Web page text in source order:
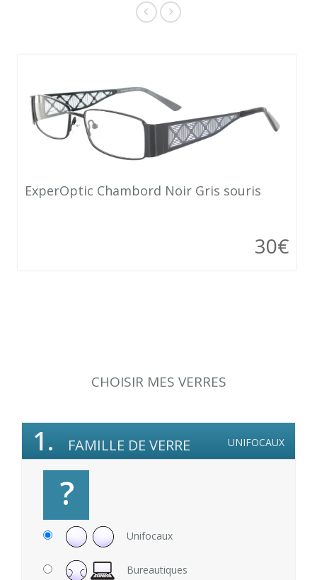
ExperOptic Chambord Noir Gris souris
30€
CHOISIR MES VERRES
UNIFOCAUX
1. FAMILLE DE VERRE
?
Unifocaux
Bureautiques